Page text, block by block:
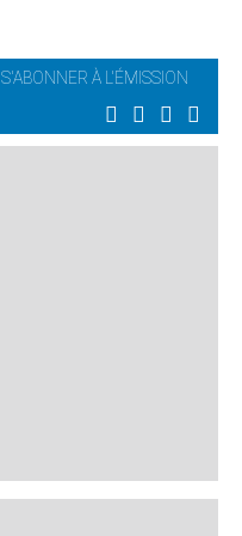
S'ABONNER À L'ÉMISSION